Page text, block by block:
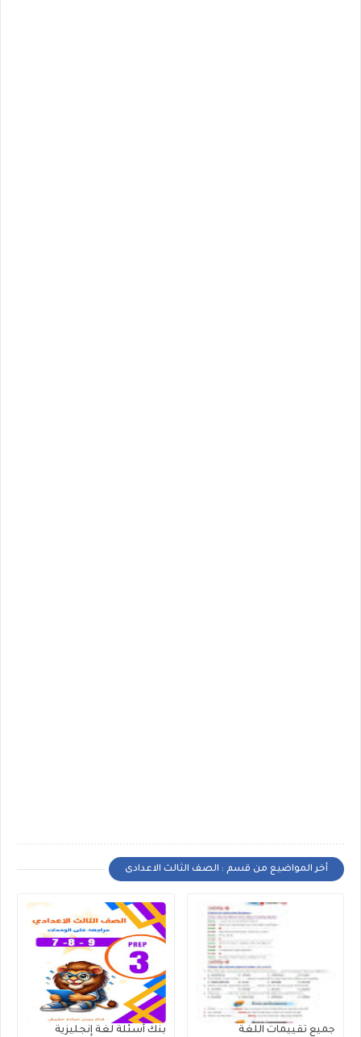
أخر المواضيع من قسم : الصف الثالث الاعدادى
جميع تقييمات اللغة
بنك أسئلة لغة إنجليزية